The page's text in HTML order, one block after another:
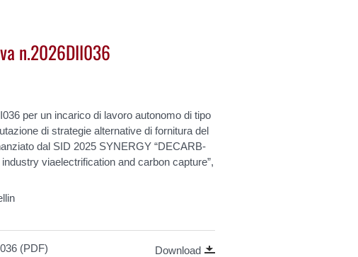
n.2026DII036
per un incarico di lavoro autonomo di tipo
di strategie alternative di fornitura del
dal SID 2025 SYNERGY “DECARB-
viaelectrification and carbon capture”,
(PDF) Download